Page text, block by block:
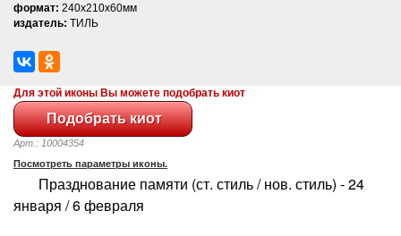
формат: 240x210x60мм
издатель: ТИЛЬ
Для этой иконы Вы можете подобрать киот
Арт.: 10004354
Посмотреть параметры иконы.
Празднование памяти (ст. стиль / нов. стиль) - 24
января / 6 февраля